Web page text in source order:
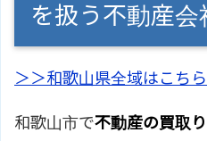
を扱う不動産会
＞＞和歌山県全域はこちら
和歌山市で不動産の買取